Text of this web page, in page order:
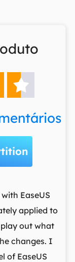

EaseUS
applied to
out what
changes. I
of EaseUS